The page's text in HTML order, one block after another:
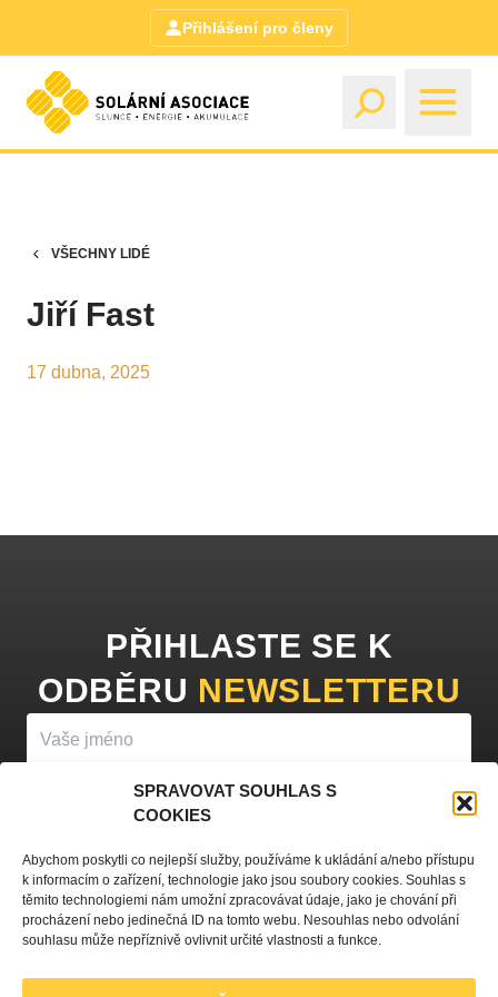
SPRAVOVAT SOUHLAS S
COOKIES
Abychom poskytli co nejlepší služby, používáme k ukládání a/nebo přístupu
k informacím o zařízení, technologie jako jsou soubory cookies. Souhlas s
těmito technologiemi nám umožní zpracovávat údaje, jako je chování při
procházení nebo jedinečná ID na tomto webu. Nesouhlas nebo odvolání
souhlasu může nepříznivě ovlivnit určité vlastnosti a funkce.
Přihlášení pro členy
VŠECHNY LIDÉ
Jiří Fast
17 dubna, 2025
PŘIHLASTE SE K
ODBĚRU NEWSLETTERU
Vyplněním vašeho jména a e-mailu souhlasíte sezpracováním
osobních údajůa zasíláním obchodních sdělení.